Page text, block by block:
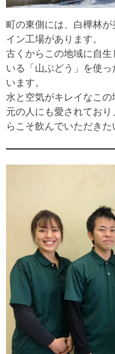
町の東側には、白樺林
イン工場があります。
古くからこの地域に自
いる「山ぶどう」を使
います。
水と空気がキレイなこ
元の人にも愛されてお
らこそ飲んでいただきた